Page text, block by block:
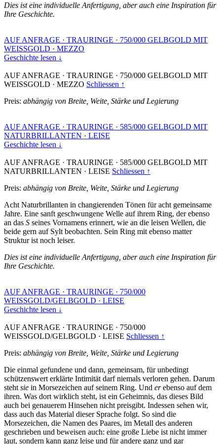
Dies ist eine individuelle Anfertigung, aber auch eine Inspiration für
Ihre Geschichte.
AUF ANFRAGE · TRAURINGE · 750/000 GELBGOLD MIT
WEISSGOLD · MEZZO
Geschichte lesen ↓
AUF ANFRAGE · TRAURINGE · 750/000 GELBGOLD MIT
WEISSGOLD · MEZZO Schliessen ↑
Preis: abhängig von Breite, Weite, Stärke und Legierung
AUF ANFRAGE · TRAURINGE · 585/000 GELBGOLD MIT
NATURBRILLANTEN · LEISE
Geschichte lesen ↓
AUF ANFRAGE · TRAURINGE · 585/000 GELBGOLD MIT
NATURBRILLANTEN · LEISE Schliessen ↑
Preis: abhängig von Breite, Weite, Stärke und Legierung
Acht Naturbrillanten in changierenden Tönen für acht gemeinsame
Jahre. Eine sanft geschwungene Welle auf ihrem Ring, der ebenso
an das S seines Vornamens erinnert, wie an die leisen Wellen, die
beide gern auf Sylt beobachten. Sein Ring mit ebenso matter
Struktur ist noch leiser.
Dies ist eine individuelle Anfertigung, aber auch eine Inspiration für
Ihre Geschichte.
AUF ANFRAGE · TRAURINGE · 750/000
WEISSGOLD/GELBGOLD · LEISE
Geschichte lesen ↓
AUF ANFRAGE · TRAURINGE · 750/000
WEISSGOLD/GELBGOLD · LEISE Schliessen ↑
Preis: abhängig von Breite, Weite, Stärke und Legierung
Die einmal gefundene und dann, gemeinsam, für unbedingt
schützenswert erklärte Intimität darf niemals verloren gehen. Darum
steht sie in Morsezeichen auf seinem Ring. Und erebenso auf dem
ihren. Was dort wirklich steht, ist ein Geheimnis, das dieses Bild
auch bei genauerem Hinsehen nicht preisgibt. Indessen sehen wir,
dass auch das Material dieser Sprache folgt. So sind die
Morsezeichen, die Namen des Paares, im Metall des anderen
geschrieben und beweisen auch: eine große Liebe ist nicht immer
laut, sondern kann ganz leise und für andere ganz und gar